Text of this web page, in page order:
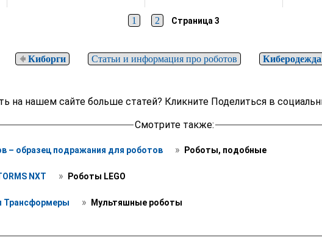
1 2 Страница 3
Киборги Статьи и информация про роботов Киберодежда
на нашем сайте больше статей? Кликните Поделиться в
Смотрите также:
– образец подражания для роботов » Роботы, подобные
NXT » Роботы LEGO
Трансформеры » Мультяшные роботы